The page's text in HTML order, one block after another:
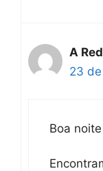
A
23
Boa